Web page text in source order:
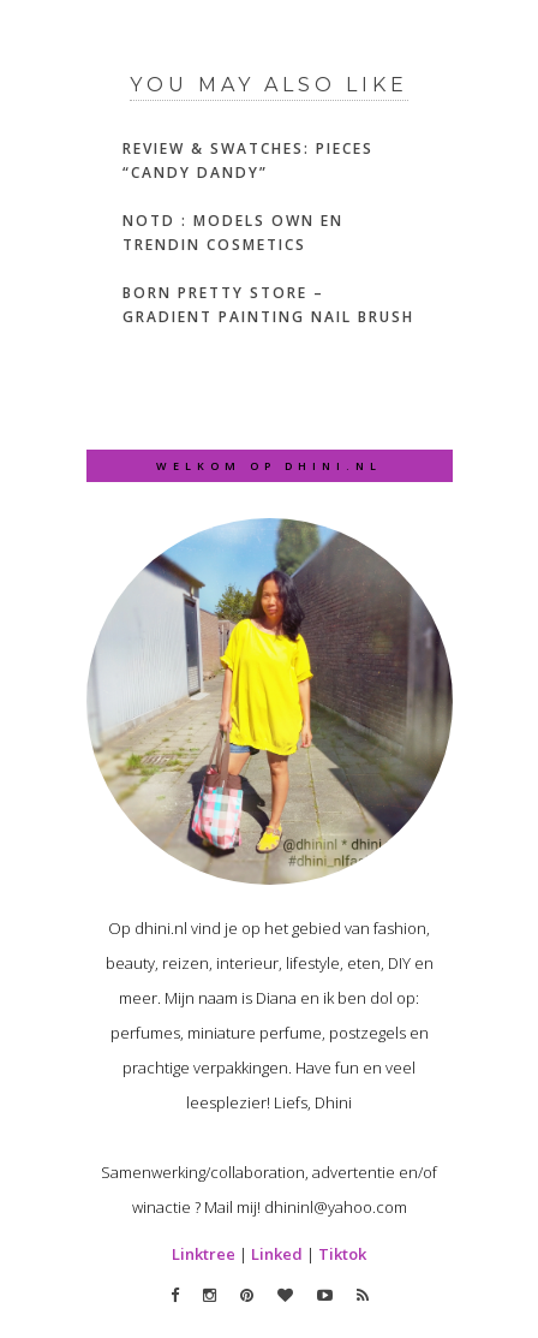
YOU MAY ALSO LIKE
REVIEW & SWATCHES: PIECES
“CANDY DANDY”
NOTD : MODELS OWN EN
TRENDIN COSMETICS
BORN PRETTY STORE –
GRADIENT PAINTING NAIL BRUSH
WELKOM OP DHINI.NL
Op dhini.nl vind je op het gebied van fashion,
beauty, reizen, interieur, lifestyle, eten, DIY en
meer. Mijn naam is Diana en ik ben dol op:
perfumes, miniature perfume, postzegels en
prachtige verpakkingen. Have fun en veel
leesplezier! Liefs, Dhini
Samenwerking/collaboration, advertentie en/of
winactie ? Mail mij! dhininl@yahoo.com
Linktree | Linked | Tiktok